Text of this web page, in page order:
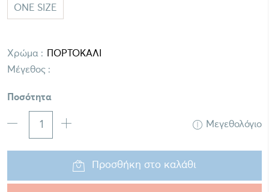
ONE SIZE
Χρώμα :
Μέγεθος :
Ποσότητα
Μεγεθολόγιο
Προσθήκη στο καλάθι